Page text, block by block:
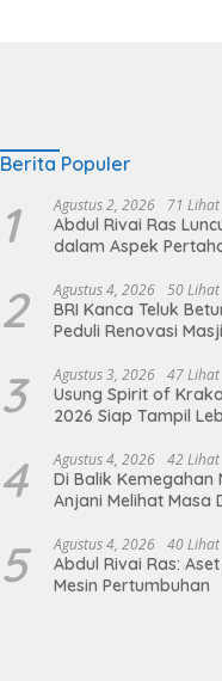
Berita Populer
1 Agustus 2, 2026 71 Lihat
Abdul Rivai Ras
dalam Aspek
2 Agustus 4, 2026 50 Lihat
BRI Kanca Teluk
Peduli Renovasi
terhadap Sarana
3 Agustus 3, 2026 47 Lihat
Usung Spirit of
2026 Siap Tampil
Artis Ibu Kota
4 Agustus 4, 2026 42 Lihat
Di Balik Kemegahan
Anjani Melihat Masa
5 Agustus 4, 2026 40 Lihat
Abdul Rivai Ras:
Mesin Pertumbuhan